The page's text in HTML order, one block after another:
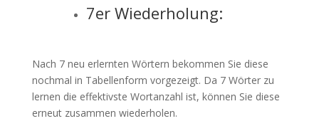
7er Wiederholung:
Nach 7 neu erlernten Wörtern bekommen Sie diese
nochmal in Tabellenform vorgezeigt. Da 7 Wörter zu
lernen die effektivste Wortanzahl ist, können Sie diese
erneut zusammen wiederholen.